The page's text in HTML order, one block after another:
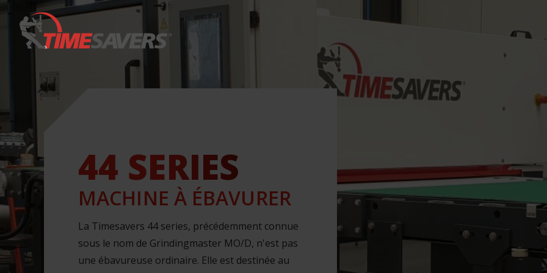
Keyword
44 SERIES
MACHINE À ÉBAVURER
La Timesavers 44 series, précédemment connue
sous le nom de Grindingmaster MO/D, n'est pas
une ébavureuse ordinaire. Elle est destinée au